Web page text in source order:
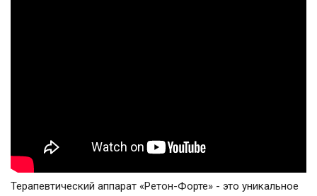
Терапевтический аппарат «Ретон-Форте» - это уникальное